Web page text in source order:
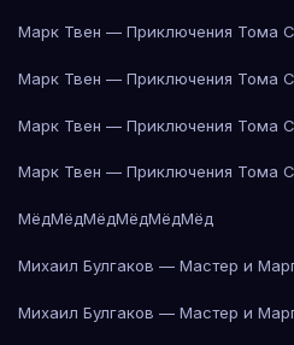
Марк Твен — Приключения Тома
Марк Твен — Приключения Тома
Марк Твен — Приключения Тома
Марк Твен — Приключения Тома
МёдМёдМёдМёдМёдМёд
Михаил Булгаков — Мастер и
Михаил Булгаков — Мастер и